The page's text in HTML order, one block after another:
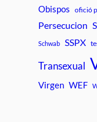
Obispos ofició
Persecucion
Schwab SSPX
Transexual
Virgen WEF